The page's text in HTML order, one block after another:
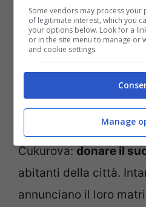
Betul è in crisi (Mediaset
Ebbene, cosa
giorni? Zuleyha,
pian piano il lutto del
rendergli onore
che farà felice tutta la
Cukurova: donare il
abitanti della città.
annunciano il loro
Some vendors may process
of legitimate interest, which you
your options below. Look for a
or in the site menu to manage or
and cookie settings.
Manage